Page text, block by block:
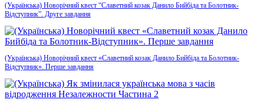
(Українська) Новорічний квест “Славетний козак Данило Бийбіда та Болотник-
Відступник”. Друге завдання
(Українська) Новорічний квест «Славетний козак Данило Бийбіда та Болотник-
Відступник». Перше завдання